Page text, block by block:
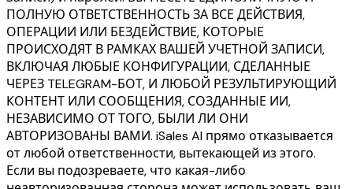
ПОЛНУЮ ОТВЕТСТВЕННОСТЬ ЗА ВСЕ ДЕЙСТВИЯ,
ОПЕРАЦИИ ИЛИ БЕЗДЕЙСТВИЕ, КОТОРЫЕ
ПРОИСХОДЯТ В РАМКАХ ВАШЕЙ УЧЕТНОЙ ЗАПИСИ,
ВКЛЮЧАЯ ЛЮБЫЕ КОНФИГУРАЦИИ, СДЕЛАННЫЕ
ЧЕРЕЗ TELEGRAM-БОТ, И ЛЮБОЙ РЕЗУЛЬТИРУЮЩИЙ
КОНТЕНТ ИЛИ СООБЩЕНИЯ, СОЗДАННЫЕ ИИ,
НЕЗАВИСИМО ОТ ТОГО, БЫЛИ ЛИ ОНИ
АВТОРИЗОВАНЫ ВАМИ. iSales AI прямо отказывается
от любой ответственности, вытекающей из этого.
Если вы подозреваете, что какая-либо